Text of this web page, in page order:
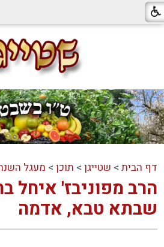
דף הבית > שטייגן > תוכן > מעגל
הרב מפוניבז' איחל
שבתא טבא, אדמה